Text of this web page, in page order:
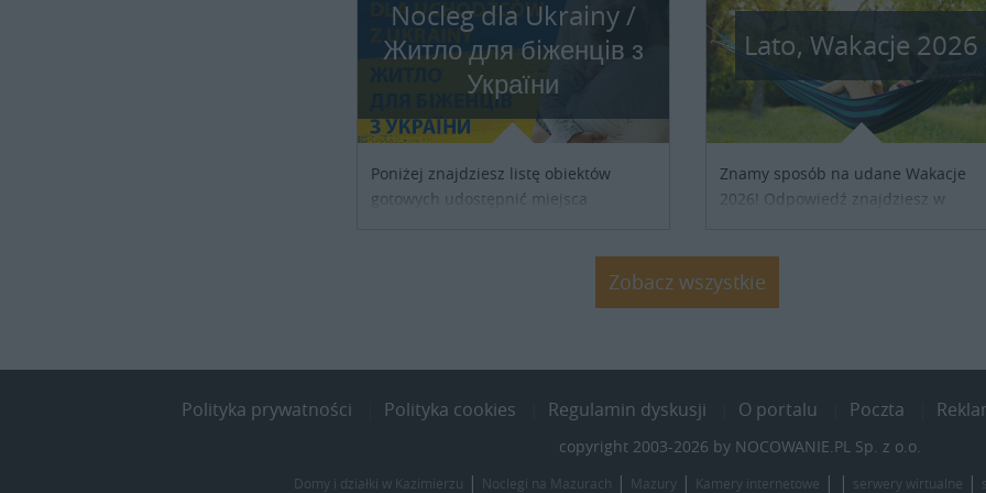
Nocleg dla Ukrainy /
Житло для бiженцiв з
України
Poniżej znajdziesz listę obiektów
gotowych udostępnić miejsca
kraju. Skontaktuj się z właścicielem
Lato, Wakacje 2026
Znamy sposób na udane Wakacje
2026! Odpowiedź znajdziesz w
atrakcyjne noclegi czekają...
Zobacz wszystkie
Polityka prywatności Polityka cookies Regulamin dyskusji O portalu Poczta
copyright 2003-2026 by NOCOWANIE.PL Sp. z o.o.
Domy i działki w Kazimierzu | Noclegi na Mazurach | Mazury | Kamery internetowe | | serwery wirtualne |